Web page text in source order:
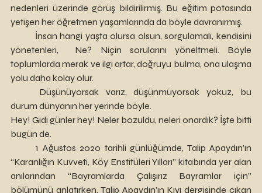
nedenleri üzerinde görüş bildirilirmiş. Bu eğitim potasında
yetişen her öğretmen yaşamlarında da böyle davranırmış.
yönetenleri,  Ne? Niçin sorularını yöneltmeli. Böyle
toplumlarda merak ve ilgi artar, doğruyu bulma, ona ulaşma
yolu daha kolay olur.
durum dünyanın her yerinde böyle.
Hey! Gidi günler hey! Neler bozuldu, neleri onardık? İşte bitti
bugün de.
	1 Ağustos 2020 tarihli günlüğümde, Talip Apaydın’ın
“Karanlığın Kuvveti, Köy Enstitüleri Yılları” kitabında yer alan
anılarından “Bayramlarda Çalışırız Bayramlar için”
bölümünü anlatırken, Talip Apaydın’ın Kıyı dergisinde çıkan